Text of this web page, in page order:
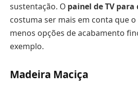
sustentação. O painel de TV
costuma ser mais em conta que
menos opções de acabamento
exemplo.
Madeira Maciça